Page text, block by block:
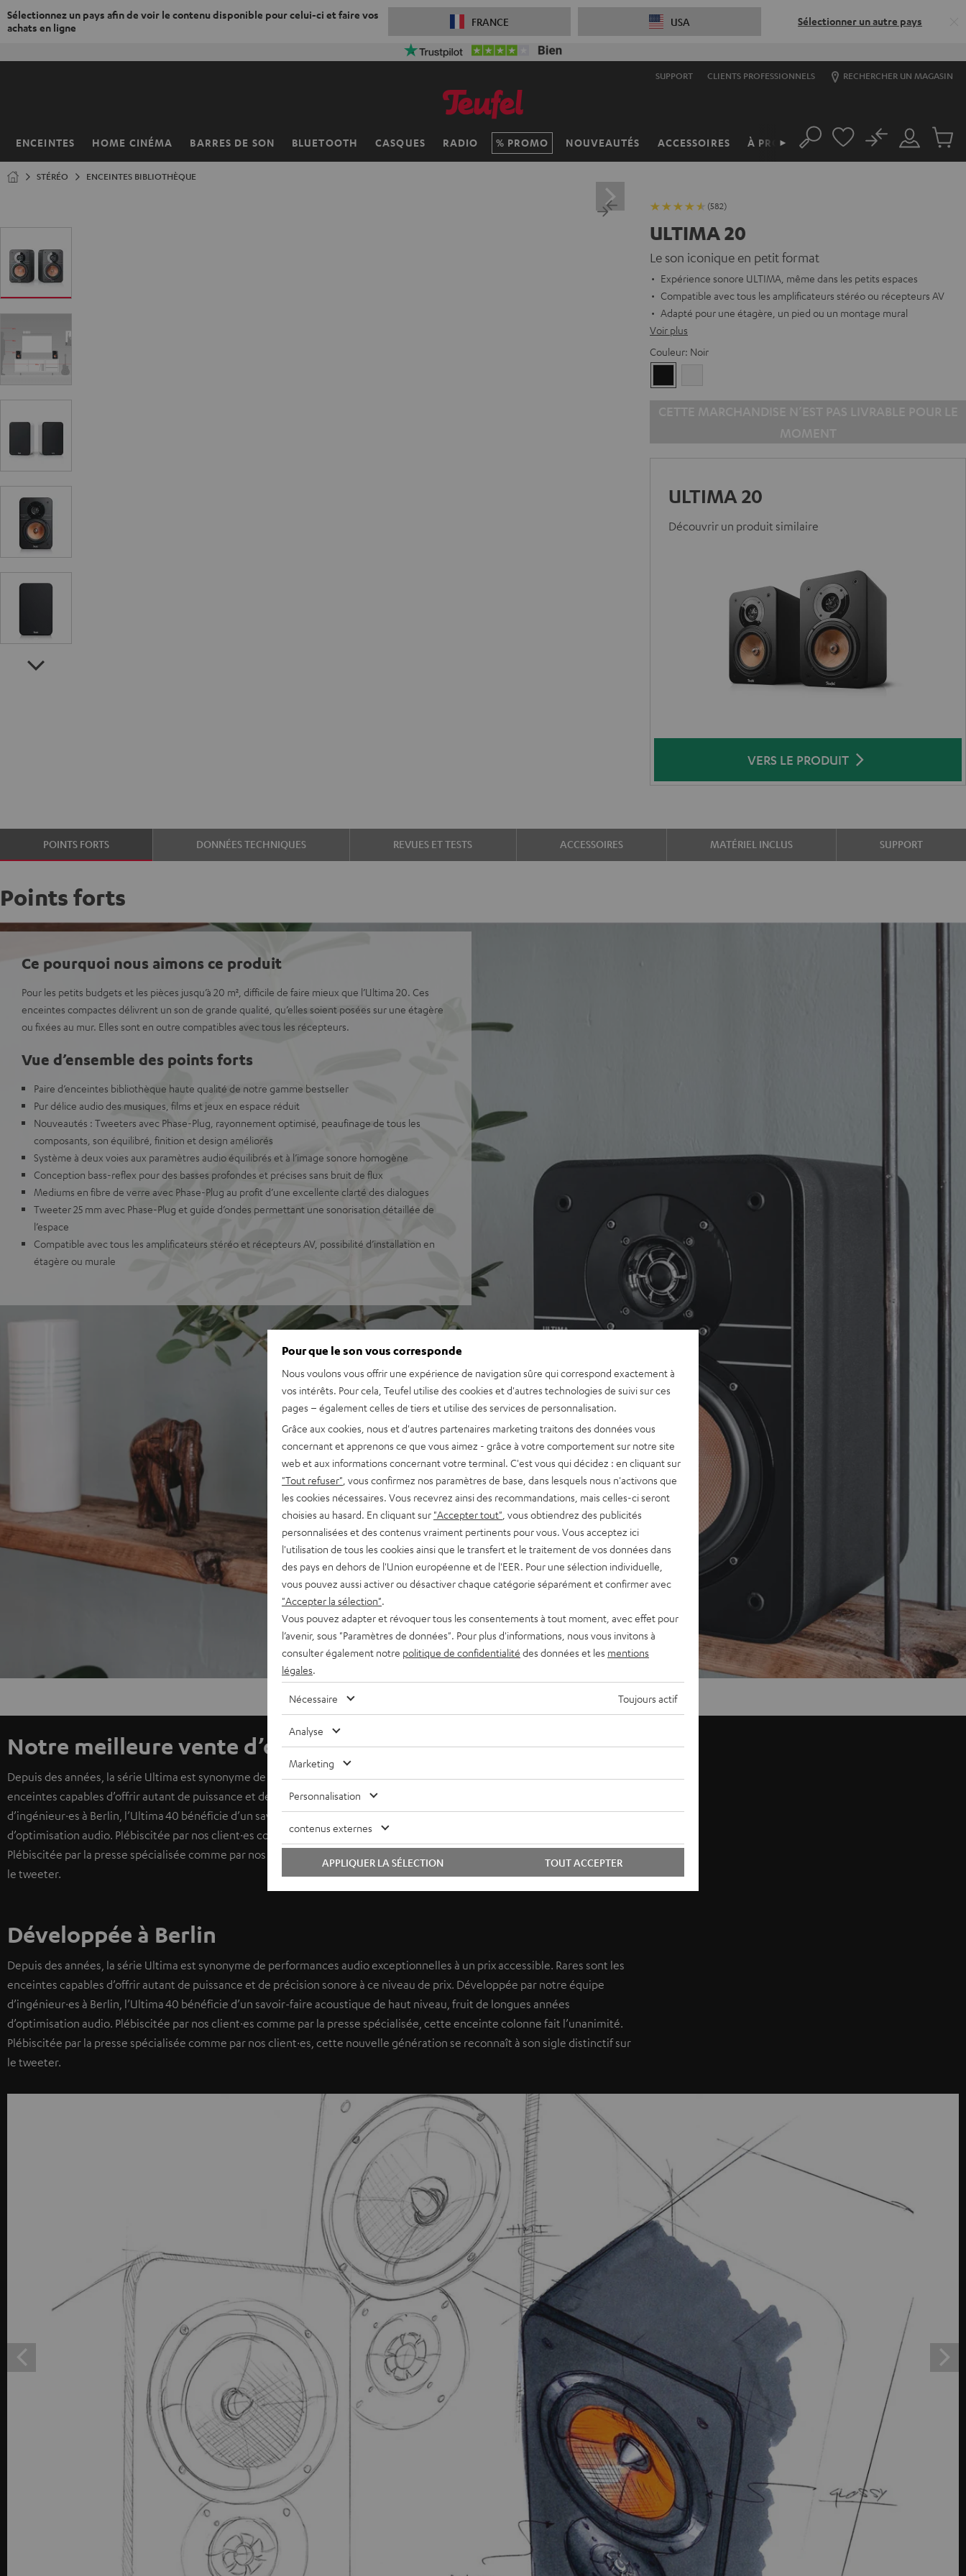
Sélectionnez un pays afin de voir le contenu disponible pour celui-ci et faire vos
achats en ligne
FRANCE USA Sélectionner un autre pays
SUPPORT CLIENTS PROFESSIONNELS RECHERCHER UN MAGASIN
ENCEINTES HOME CINÉMA BARRES DE SON BLUETOOTH CASQUES RADIO PROMO NOUVEAUTÉS ACCESSOIRES À PROPOS
►
Page
Rechercher
Mon
compte
No
STÉRÉO ENCEINTES BIBLIOTHÈQUE
(582)
ULTIMA 20
Le son iconique en petit format
Expérience sonore ULTIMA, même dans les petits espaces
Compatible avec tous les amplificateurs stéréo ou récepteurs AV
Adapté pour une étagère, un pied ou un montage mural
Voir plus
Couleur: Noir
ULTIMA 20
Découvrir un produit similaire
VERS LE PRODUIT
POINTS FORTS DONNÉES TECHNIQUES REVUES ET TESTS ACCESSOIRES MATÉRIEL INCLUS SUPPORT
Points forts
Ce pourquoi nous aimons ce produit
Pour les petits budgets et les pièces jusqu’à 20 m², difficile de faire mieux que l’Ultima 20. Ces
enceintes compactes délivrent un son de grande qualité, qu’elles soient posées sur une étagère
ou fixées au mur. Elles sont en outre compatibles avec tous les récepteurs.
Vue d’ensemble des points forts
Paire d’enceintes bibliothèque haute qualité de notre gamme bestseller
Pur délice audio des musiques, films et jeux en espace réduit
Nouveautés : Tweeters avec Phase-Plug, rayonnement optimisé, peaufinage de tous les
composants, son équilibré, finition et design améliorés
Système à deux voies aux paramètres audio équilibrés et à l’image sonore homogène
Conception bass-reflex pour des basses profondes et précises sans bruit de flux
Mediums en fibre de verre avec Phase-Plug au profit d’une excellente clarté des dialogues
Tweeter 25 mm avec Phase-Plug et guide d’ondes permettant une sonorisation détaillée de
l’espace
Compatible avec tous les amplificateurs stéréo et récepteurs AV, possibilité d’installation en
étagère ou murale
Notre meilleure vente d’origine berlinoise
Depuis des années, la série Ultima est synonyme de performances audio exceptionnelles à un prix accessible. Rares sont les
enceintes capables d’offrir autant de puissance et de précision sonore à ce niveau de prix. Développée par notre équipe
d’ingénieur·es à Berlin, l’Ultima 40 bénéficie d’un savoir-faire acoustique de haut niveau, fruit de longues années
d’optimisation audio. Plébiscitée par nos client·es comme par la presse spécialisée, cette enceinte colonne fait l’unanimité.
Plébiscitée par la presse spécialisée comme par nos client·es, cette nouvelle génération se reconnaît à son sigle distinctif sur
le tweeter.
Développée à Berlin
Depuis des années, la série Ultima est synonyme de performances audio exceptionnelles à un prix accessible. Rares sont les
enceintes capables d’offrir autant de puissance et de précision sonore à ce niveau de prix. Développée par notre équipe
d’ingénieur·es à Berlin, l’Ultima 40 bénéficie d’un savoir-faire acoustique de haut niveau, fruit de longues années
d’optimisation audio. Plébiscitée par nos client·es comme par la presse spécialisée, cette enceinte colonne fait l’unanimité.
Plébiscitée par la presse spécialisée comme par nos client·es, cette nouvelle génération se reconnaît à son sigle distinctif sur
le tweeter.
Pour que le son vous corresponde
Nous voulons vous offrir une expérience de navigation sûre qui correspond exactement à
vos intérêts. Pour cela, Teufel utilise des cookies et d'autres technologies de suivi sur ces
pages – également celles de tiers et utilise des services de personnalisation.
Grâce aux cookies, nous et d'autres partenaires marketing traitons des données vous
concernant et apprenons ce que vous aimez - grâce à votre comportement sur notre site
web et aux informations concernant votre terminal. C'est vous qui décidez : en cliquant sur
"Tout refuser" , vous confirmez nos paramètres de base, dans lesquels nous n'activons que
les cookies nécessaires. Vous recevrez ainsi des recommandations, mais celles-ci seront
choisies au hasard. En cliquant sur "Accepter tout" , vous obtiendrez des publicités
personnalisées et des contenus vraiment pertinents pour vous. Vous acceptez ici
l'utilisation de tous les cookies ainsi que le transfert et le traitement de vos données dans
des pays en dehors de l'Union européenne et de l'EER. Pour une sélection individuelle,
vous pouvez aussi activer ou désactiver chaque catégorie séparément et confirmer avec
"Accepter la sélection"
Vous pouvez adapter et révoquer tous les consentements à tout moment, avec effet pour
l’avenir, sous "Paramètres de données". Pour plus d'informations, nous vous invitons à
consulter également notre politique de confidentialité des données et les mentions
légales
Nécessaire Toujours actif
Analyse
Marketing
Personnalisation
contenus externes
TOUT ACCEPTER
APPLIQUER LA SÉLECTION